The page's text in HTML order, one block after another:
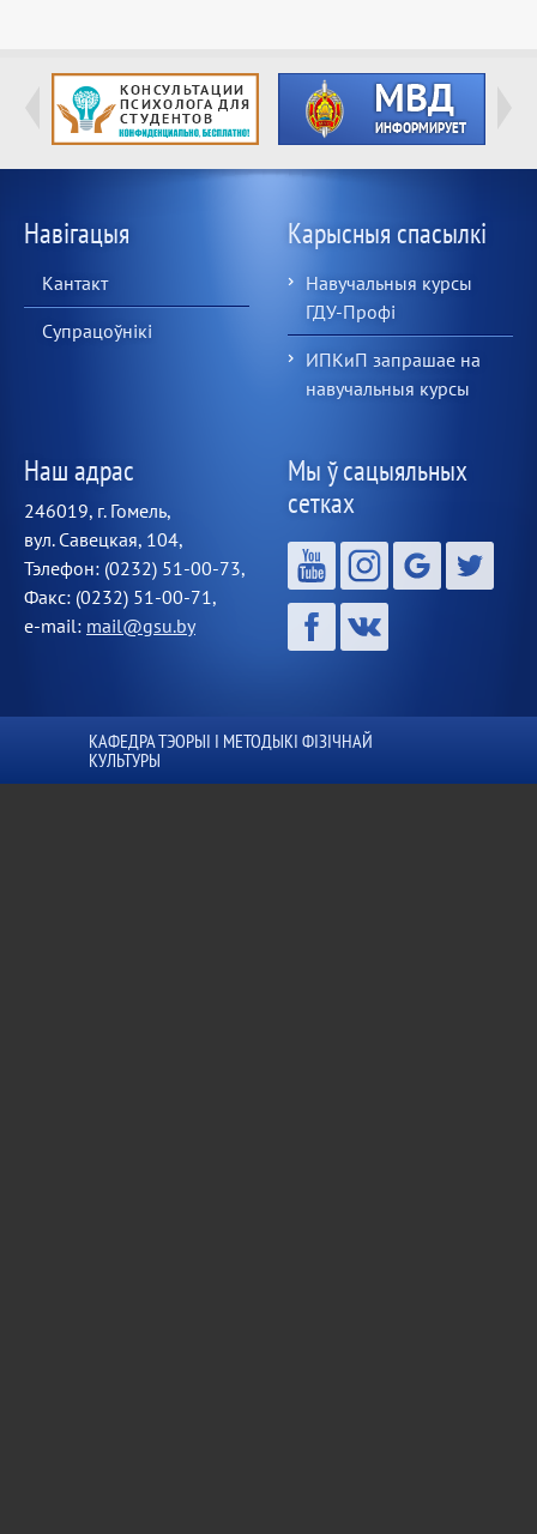
Навігацыя
Кантакт
Супрацоўнікі
Карысныя спасылкі
Навучальныя курсы
ГДУ-Профі
ИПКиП запрашае на
навучальныя курсы
Наш адрас
246019, г. Гомель,
вул. Савецкая, 104,
Тэлефон: (0232) 51-00-73,
Факс: (0232) 51-00-71,
e-mail: mail@gsu.by
Мы ў сацыяльных
сетках
КАФЕДРА ТЭОРЫІ І МЕТОДЫКІ ФІЗІЧНАЙ
КУЛЬТУРЫ